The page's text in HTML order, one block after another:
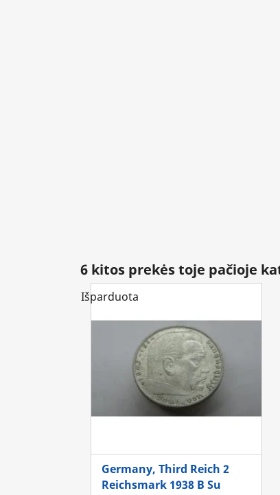
6 kitos prekės toje pačioje
Germany, Third Reich 2
Reichsmark 1938 B Su
Išparduota